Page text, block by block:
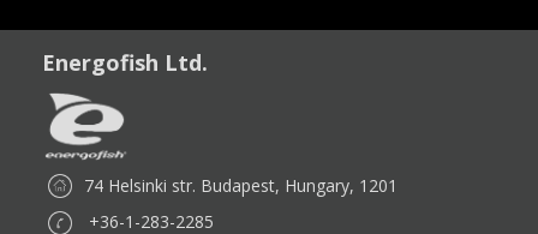
Energofish Ltd.
74 Helsinki str. Budapest, Hungary, 1201
+36-1-283-2285